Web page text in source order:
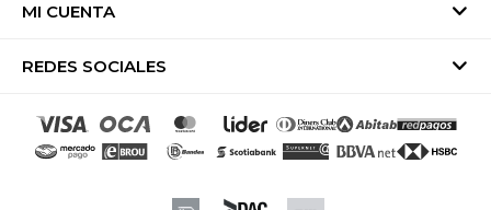
MI CUENTA
REDES SOCIALES